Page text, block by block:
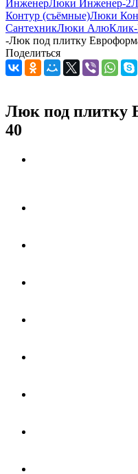
ИнженерЛюки Инженер-2
Контур (съёмные)Люки
СантехникЛюки
-Люк под плитку
Поделиться
Люк под плитку
40